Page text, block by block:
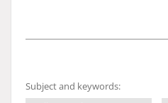
Subject and keywords: